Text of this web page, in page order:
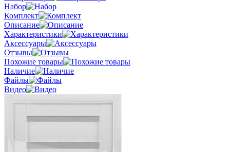
Набор
Комплект
Описание
Характеристики
Аксессуары
Отзывы
Похожие товары
Наличие
Файлы
Видео